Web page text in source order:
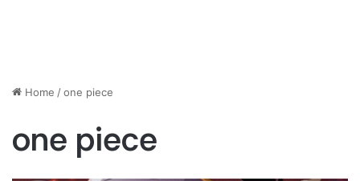
Home /one piece
one piece